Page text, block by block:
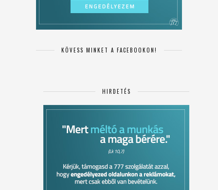
KÖVESS MINKET A FACEBOOKON!
HIRDETÉS